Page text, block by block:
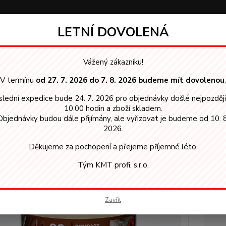
Silnovrstvé lazury GORI 88 silnovrstvá lazura Eiche Hell 7801 5 L
88 silnovrstvá lazura Eiche
na
tvoří
LETNÍ DOVOLENÁ
Vážený zákazníku!
V termínu od 27. 7. 2026 do 7. 8. 2026 budeme mít dovolenou.
expedice bude 24. 7. 2026 pro objednávky došlé
10.00 hodin a zboží skladem.
budou dále přijímány, ale vyřizovat je budeme od 10.
2026.
Děkujeme za pochopení a přejeme příjemné léto.
Tým KMT profi, s.r.o.
Zavřít